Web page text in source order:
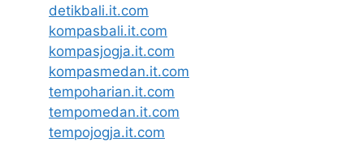
detikbali.it.com
kompasbali.it.com
kompasjogja.it.com
kompasmedan.it.com
tempoharian.it.com
tempomedan.it.com
tempojogja.it.com